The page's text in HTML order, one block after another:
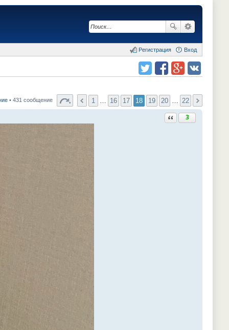
Вход
Регистрация
• 431 сообщение 1 16 17 18 19 20 22
Ответить с цитатой
3